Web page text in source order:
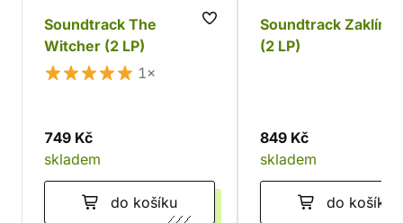
Soundtrack The
Witcher (2 LP)
1×
749 Kč
skladem
do košíku
Soundtrack
(2 LP)
849 Kč
skladem
do košíku